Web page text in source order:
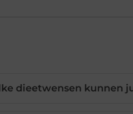
dieetwensen kunnen